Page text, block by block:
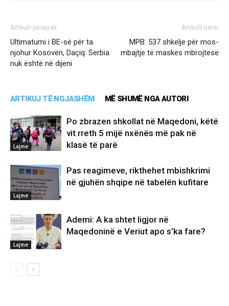
Artikulli paraprak
Ultimatumi i BE-së për ta
njohur Kosovën, Daçiq: Serbia
nuk është në dijeni
Artikulli tjetër
MPB: 537 shkelje për mos-
mbajtje të maskës mbrojtëse
ARTIKUJ TË NGJASHËM MË SHUMË NGA AUTORI
Lajme
Po zbrazen shkollat në Maqedoni, këtë
vit rreth 5 mijë nxënës më pak në
klasë të parë
Lajme
Pas reagimeve, rikthehet mbishkrimi
në gjuhën shqipe në tabelën kufitare
Lajme
Ademi: A ka shtet ligjor në
Maqedoninë e Veriut apo s’ka fare?